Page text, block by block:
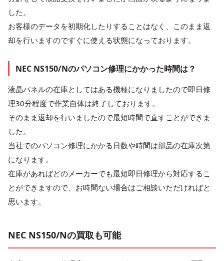
した。
お客様のデータを初期化したりすることはなく、このまま返
却を行いますのですぐに使える状態になっております。
NEC NS150/Nのパソコン修理にかかった時間は？
液晶パネルの在庫としてはある機種になりましたので即日修
理30分程度で作業自体は終了しております。
そのまま返却を行いましたので最短時間で直すことができま
した。
当社でのパソコン修理にかかる日数や時間は部品の在庫次第
になります。
在庫があればどのメーカーでも最短即日修理から対応するこ
とができますので、お時間ない場合はご相談いただければと
思います。
NEC NS150/Nの買取も可能